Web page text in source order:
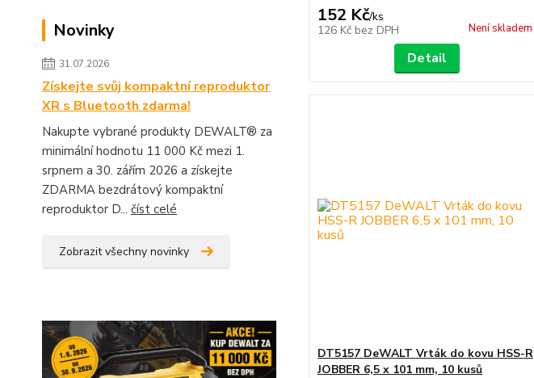
Novinky
31.07.2026
Získejte svůj kompaktní reproduktor
XR s Bluetooth zdarma!
Nakupte vybrané produkty DEWALT® za
minimální hodnotu 11 000 Kč mezi 1.
srpnem a 30. zářím 2026 a získejte
ZDARMA bezdrátový kompaktní
reproduktor D... číst celé
Zobrazit všechny novinky
152 Kč/ks
126 Kč bez DPH Není skladem
Detail
DT5157 DeWALT Vrták do kovu HSS-R
JOBBER 6,5 x 101 mm, 10 kusů